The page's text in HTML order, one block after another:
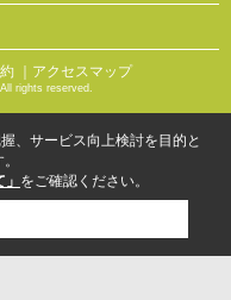
｜アクセスマップ
rights reserved.
、サービス向上検討を目的と
をご確認ください。